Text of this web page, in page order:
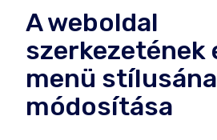
A weboldal
szerkezetének
menü
módosítása